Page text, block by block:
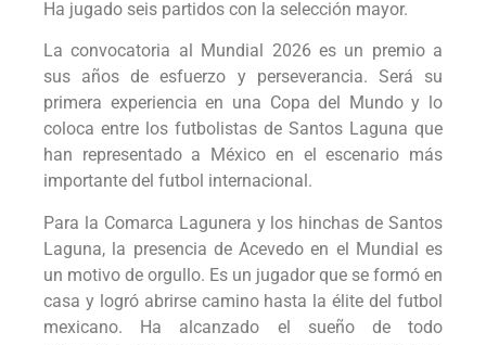
Ha jugado seis partidos con la selección mayor.
La convocatoria al Mundial 2026 es un premio a
sus años de esfuerzo y perseverancia. Será su
primera experiencia en una Copa del Mundo y lo
coloca entre los futbolistas de Santos Laguna que
han representado a México en el escenario más
importante del futbol internacional.
Para la Comarca Lagunera y los hinchas de Santos
Laguna, la presencia de Acevedo en el Mundial es
un motivo de orgullo. Es un jugador que se formó en
casa y logró abrirse camino hasta la élite del futbol
mexicano. Ha alcanzado el sueño de todo